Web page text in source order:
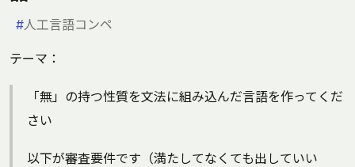
#人工言語コンペ
テーマ：
「無」の持つ性質を文法に組み込んだ言語を作ってくだ
さい
以下が審査要件です（満たしてなくても出していい